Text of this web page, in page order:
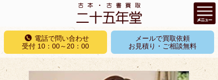
コ
テ
ン
ツ
電話で問い合わせ
受付 10：00～20：00
メールで買取依頼
お見積り・ご相談無料